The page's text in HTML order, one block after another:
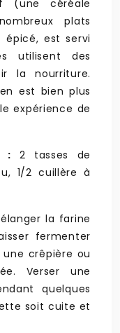
(une céréale
plats
épicé, est servi
utilisent des
la nourriture.
est bien plus
expérience de
: 2 tasses de
1/2 cuillère à
la farine
fermenter
crêpière ou
Verser une
quelques
soit cuite et